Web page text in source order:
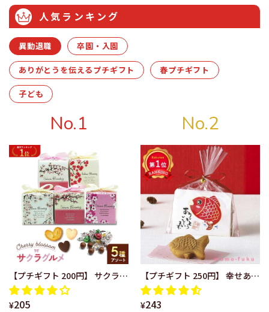
⼈気ランキング
異動退職 卒園・入園
ありがとうを伝えるプチギフト 春プチギフト
子ども
No.1
【プチギフト 200円】 サクラ
グルメＣＣ（チョコボール） 5
種アソート 箱入り おしゃれ リ
¥205
No.2
【プチギフト 250円】 幸せあげ
鯛（まんじゅう） 鯛型 ありが
とう 縁起物 ユニーク かわいい
¥243